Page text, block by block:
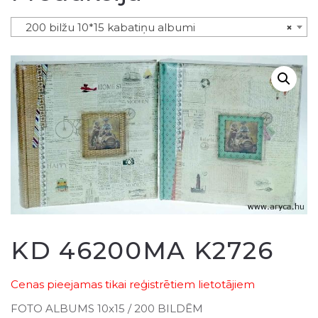
×
200 bilžu 10*15 kabatiņu albumi
KD 46200MA K2726
Cenas pieejamas tikai reģistrētiem lietotājiem
FOTO ALBUMS 10x15 / 200 BILDĒM